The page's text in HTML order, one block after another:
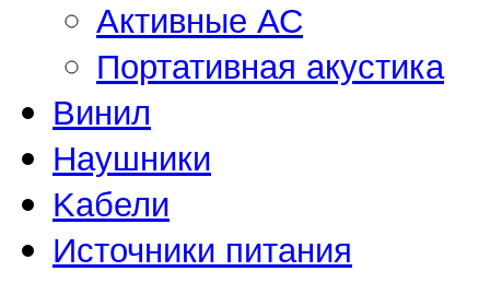
Активные АС
Портативная акустика
Винил
Наушники
Kабели
Источники питания